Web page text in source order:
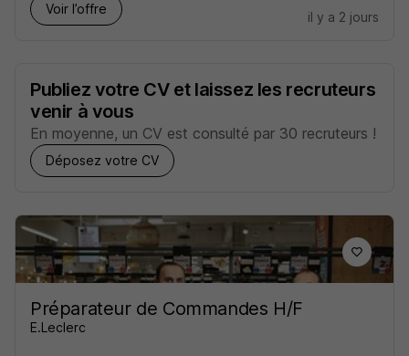
Voir l’offre
il y a 2 jours
Publiez votre CV et laissez les recruteurs
venir à vous
En moyenne, un CV est consulté par 30 recruteurs !
Déposez votre CV
Préparateur de Commandes H/F
E.Leclerc